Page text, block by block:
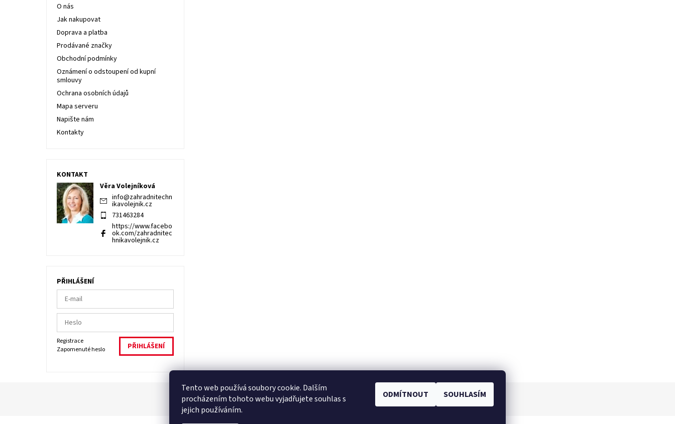
O nás
Jak nakupovat
Doprava a platba
Prodávané značky
Obchodní podmínky
Oznámení o odstoupení od kupní
smlouvy
Ochrana osobních údajů
Mapa serveru
Napište nám
Kontakty
KONTAKT
Věra Volejníková
info@zahradnitechn
ikavolejnik.cz
731463284
https://www.facebo
ok.com/zahradnitec
hnikavolejnik.cz
PŘIHLÁŠENÍ
Registrace
Zapomenuté heslo
Facebook | Heureka.cz Zboží.cz
Tento web používá soubory cookie. Dalším
procházením tohoto webu vyjadřujete souhlas s
jejich používáním.
ODMÍTNOUT SOUHLASÍM